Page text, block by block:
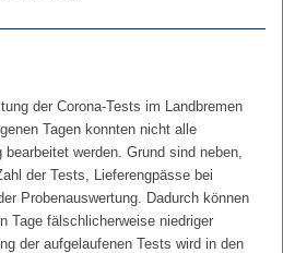
der Corona-Tests im Landbremen
Tagen konnten nicht alle
werden. Grund sind neben,
der Tests, Lieferengpässe bei
Probenauswertung. Dadurch können
Tage fälschlicherweise niedriger
der aufgelaufenen Tests wird in den